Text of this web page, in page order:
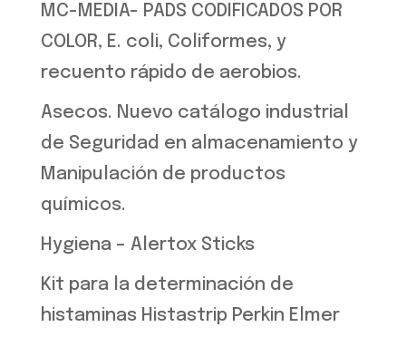
MC-MEDIA- PADS CODIFICADOS POR
COLOR, E. coli, Coliformes, y
recuento rápido de aerobios.
Asecos. Nuevo catálogo industrial
de Seguridad en almacenamiento y
Manipulación de productos
químicos.
Hygiena – Alertox Sticks
Kit para la determinación de
histaminas Histastrip Perkin Elmer